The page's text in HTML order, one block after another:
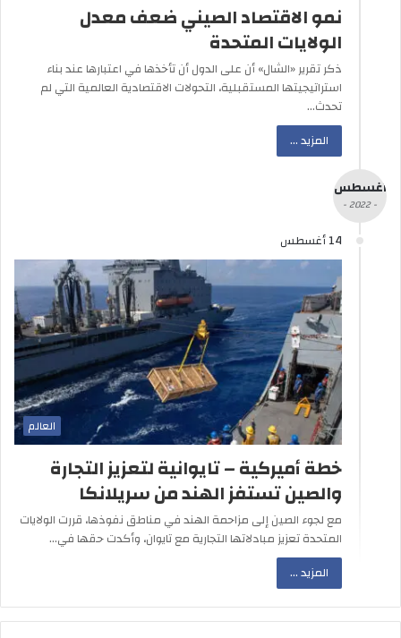
نمو الاقتصاد الصيني ضعف معدل
الولايات المتحدة
ذكر تقرير «الشال» أن على الدول أن تأخذها في اعتبارها عند بناء
استراتيجيتها المستقبلية، التحولات الاقتصادية العالمية التي لم
تحدث…
المزيد ...
أغسطس
- 2022 -
14 أغسطس
العالم
خطة أميركية – تايوانية لتعزيز التجارة
والصين تستفز الهند من سريلانكا
مع لجوء الصين إلى مزاحمة الهند في مناطق نفوذها، قررت الولايات
المتحدة تعزيز مبادلاتها التجارية مع تايوان، وأكدت حقها في…
المزيد ...